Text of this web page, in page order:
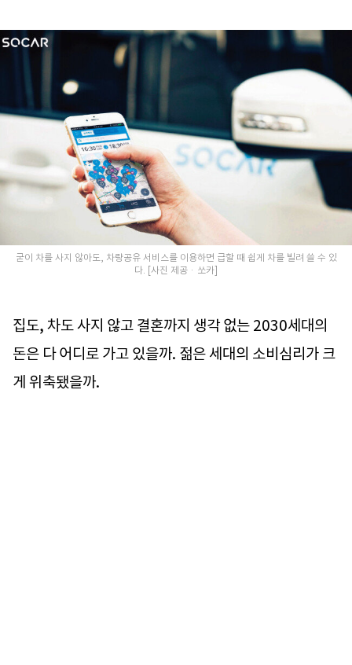
굳이 차를 사지 않아도, 차량공유 서비스를 이용하면 급할 때 쉽게 차를 빌려 쓸 수 있
다. [사진 제공 · 쏘카]
집도, 차도 사지 않고 결혼까지 생각 없는 2030세대의
돈은 다 어디로 가고 있을까. 젊은 세대의 소비심리가 크
게 위축됐을까.